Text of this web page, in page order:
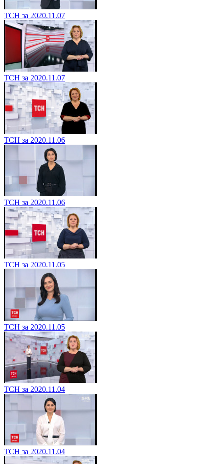
ТСН за 2020.11.07
ТСН за 2020.11.07
ТСН за 2020.11.06
ТСН за 2020.11.06
ТСН за 2020.11.05
ТСН за 2020.11.05
ТСН за 2020.11.04
ТСН за 2020.11.04